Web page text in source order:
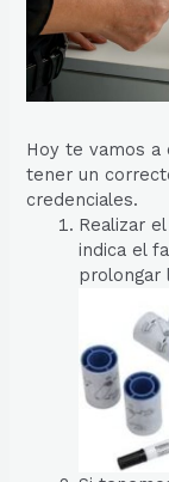
Hoy te vamos
tener un
credenciales.
Realizar
indica el
prolongar